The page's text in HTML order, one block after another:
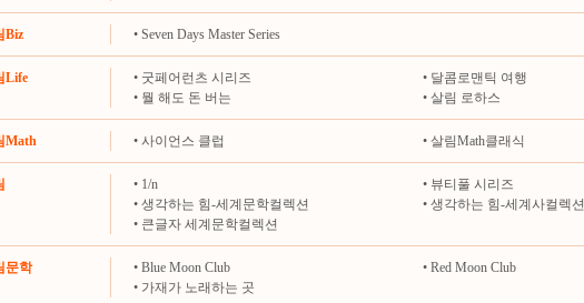
Biz • Seven Days Master Series
Life • 굿페어런츠 시리즈 • 달콤로맨틱 여행
• 뭘 해도 돈 버는 • 살림 로하스
Math • 사이언스 클럽 • 살림Math클래식
• 1/n • 뷰티풀 시리즈
• 생각하는 힘-세계문학컬렉션 • 생각하는 힘-세계사컬렉션
• 큰글자 세계문학컬렉션
문학 • Blue Moon Club • Red Moon Club
• 가재가 노래하는 곳